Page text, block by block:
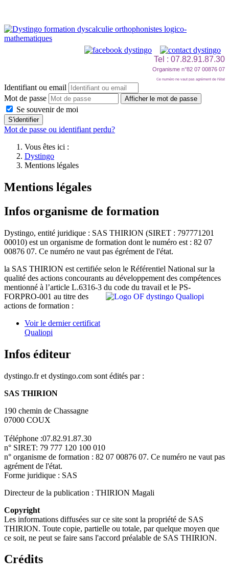
Tel : 07.82.91.87.30
Organisme n°82 07 00876 07
Ce numéro ne vaut pas agrément de l'état
Identifiant ou email
Mot de passe
Afficher le mot de passe
Se souvenir de moi
S'identifier
Mot de passe ou identifiant perdu?
Vous êtes ici :
Dystingo
Mentions légales
Mentions légales
Infos organisme de formation
Dystingo, entité juridique : SAS THIRION (SIRET : 797771201
00010) est un organisme de formation dont le numéro est : 82 07
00876 07. Ce numéro ne vaut pas égrément de l'état.
la SAS THIRION est certifiée selon le Référentiel National sur la
qualité des actions concourants au développement des compétences
mentionné à l’article L.6316-3 du code du travail et le PS-
FORPRO-001 au titre des
actions de formation :
Voir le dernier certificat
Qualiopi
Infos éditeur
dystingo.fr et dystingo.com sont édités par :
SAS THIRION
190 chemin de Chassagne
07000 COUX
Téléphone :07.82.91.87.30
n° SIRET: 79 777 120 100 010
n° organisme de formation : 82 07 00876 07. Ce numéro ne vaut pas
agrément de l'état.
Forme juridique : SAS
Directeur de la publication : THIRION Magali
Copyright
Les informations diffusées sur ce site sont la propriété de SAS
THIRION. Toute copie, partielle ou totale, par quelque moyen que
ce soit, ne peut se faire sans l'accord préalable de SAS THIRION.
Crédits